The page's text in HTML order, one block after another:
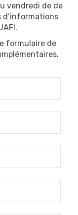
vendredi de de
d’informations
formulaire de